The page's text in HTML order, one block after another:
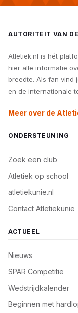
AUTORITEIT VAN
Atletiek.nl is hét
hier alle informatie
breedte. Als fan vind
en de internationale
Meer over de
ONDERSTEUNING
Zoek een club
Atletiek op school
atletiekunie.nl
Contact Atletiekunie
ACTUEEL
Nieuws
SPAR Competitie
Wedstrijdkalender
Beginnen met